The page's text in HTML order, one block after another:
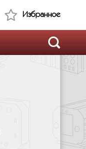
Избранное